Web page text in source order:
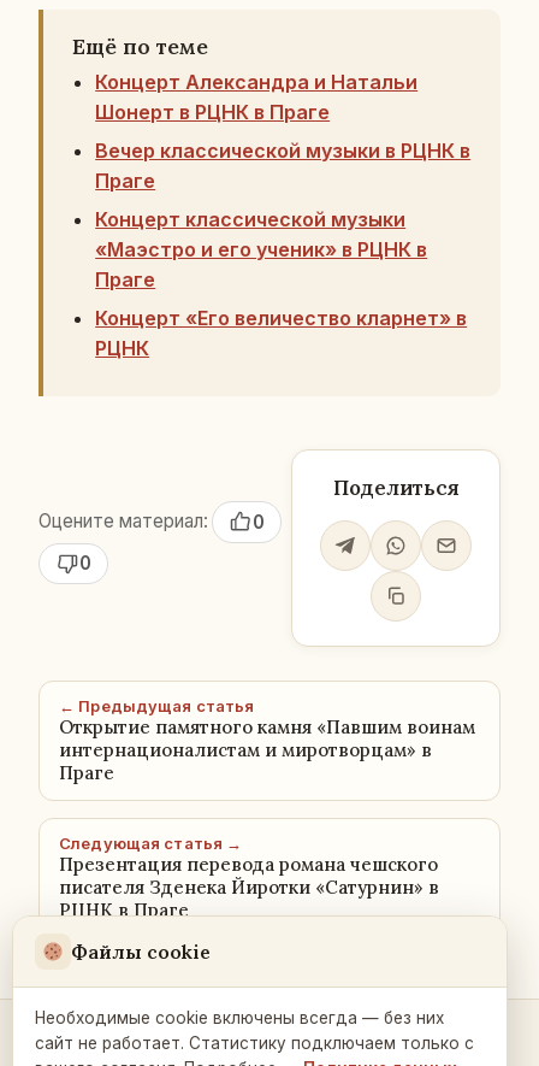
Ещё по теме
Концерт Александра и Натальи
Шонерт в РЦНК в Праге
Вечер классической музыки в РЦНК в
Праге
Концерт классической музыки
«Маэстро и его ученик» в РЦНК в
Праге
Концерт «Его величество кларнет» в
РЦНК
Оцените материал:
0
0
Поделиться
← Предыдущая статья
Открытие памятного камня «Павшим воинам
интернационалистам и миротворцам» в
Праге
Следующая статья →
Презентация перевода романа чешского
писателя Зденека Йиротки «Сатурнин» в
РЦНК в Праге
Контакты и связь →
Файлы cookie
Необходимые cookie включены всегда — без них
сайт не работает. Статистику подключаем только с